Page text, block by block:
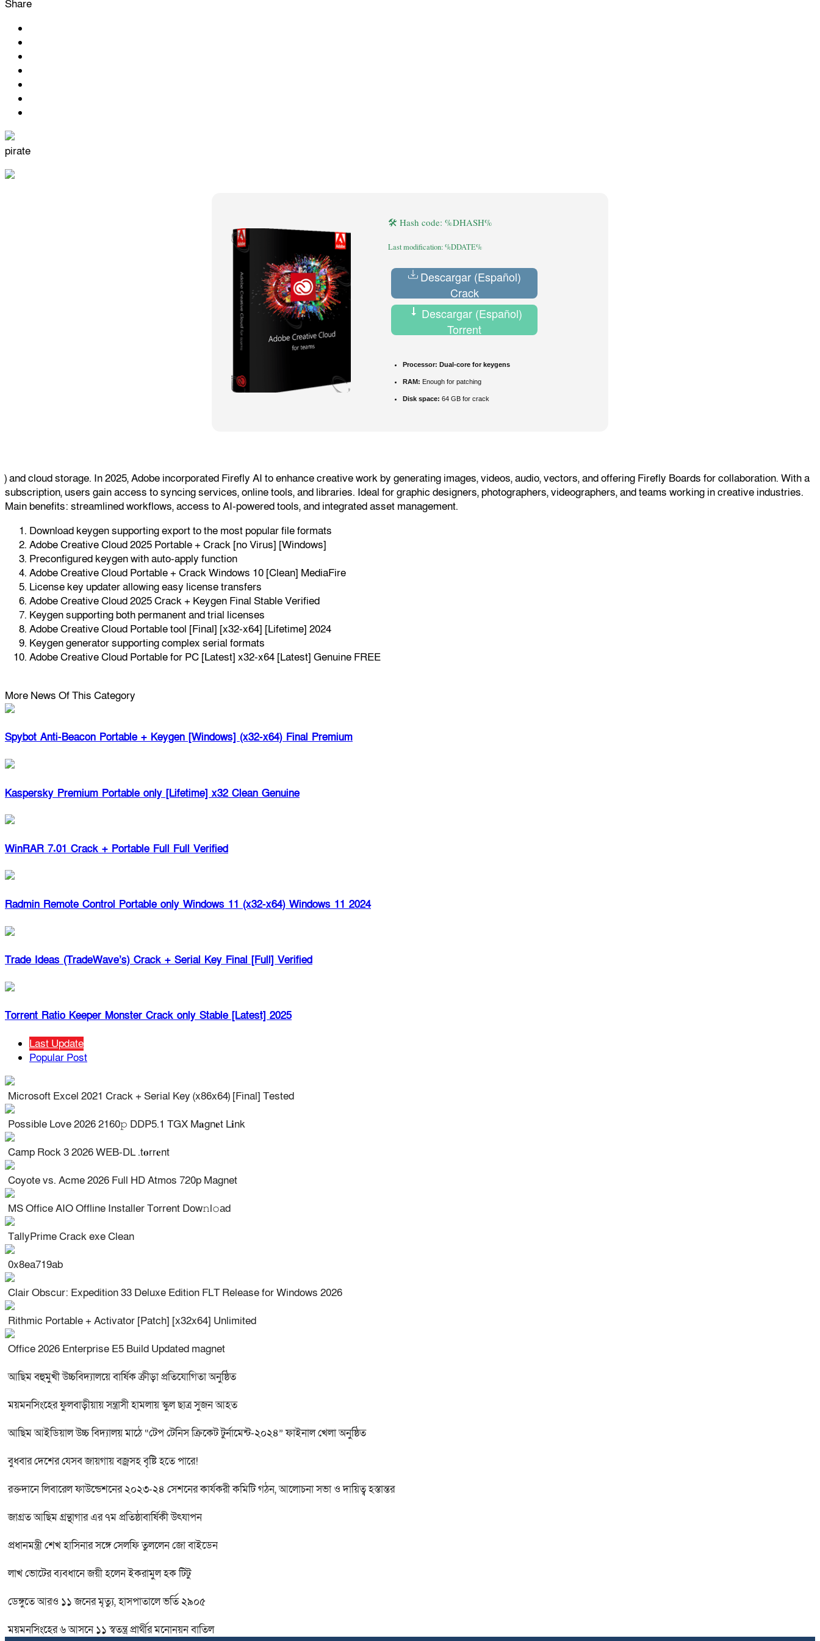
Share
pirate
🛠 Hash code: %DHASH%
Last modification: %DDATE%
Descargar (Español)
Crack
Descargar (Español)
Torrent
Processor: Dual-core for keygens
RAM: Enough for patching
Disk space: 64 GB for crack
) and cloud storage. In 2025, Adobe incorporated Firefly AI to enhance creative work by generating images, videos, audio, vectors, and offering Firefly Boards for collaboration. With a
subscription, users gain access to syncing services, online tools, and libraries. Ideal for graphic designers, photographers, videographers, and teams working in creative industries.
Main benefits: streamlined workflows, access to AI-powered tools, and integrated asset management.
Download keygen supporting export to the most popular file formats
Adobe Creative Cloud 2025 Portable + Crack [no Virus] [Windows]
Preconfigured keygen with auto-apply function
Adobe Creative Cloud Portable + Crack Windows 10 [Clean] MediaFire
License key updater allowing easy license transfers
Adobe Creative Cloud 2025 Crack + Keygen Final Stable Verified
Keygen supporting both permanent and trial licenses
Adobe Creative Cloud Portable tool [Final] [x32-x64] [Lifetime] 2024
Keygen generator supporting complex serial formats
Adobe Creative Cloud Portable for PC [Latest] x32-x64 [Latest] Genuine FREE
More News Of This Category
Spybot Anti-Beacon Portable + Keygen [Windows] (x32-x64) Final Premium
Kaspersky Premium Portable only [Lifetime] x32 Clean Genuine
WinRAR 7.01 Crack + Portable Full Full Verified
Radmin Remote Control Portable only Windows 11 (x32-x64) Windows 11 2024
Trade Ideas (TradeWave’s) Crack + Serial Key Final [Full] Verified
Torrent Ratio Keeper Monster Crack only Stable [Latest] 2025
Last Update
Popular Post
Microsoft Excel 2021 Crack + Serial Key (x86x64) [Final] Tested
Possible Love 2026 2160𝚙 DDP5.1 TGX M𝐚gn𝐞t L𝐢nk
Camp Rock 3 2026 WEB-DL .t𝐨rr𝐞nt
Coyote vs. Acme 2026 Full HD Atmos 720p Magnet
MS Office AIO Offline Installer Torrent Dow𝚗l𝚘аd
TallyPrime Crack exe Clean
0x8ea719ab
Clair Obscur: Expedition 33 Deluxe Edition FLT Release for Windows 2026
Rithmic Portable + Activator [Patch] [x32x64] Unlimited
Office 2026 Enterprise E5 Build Updated magnet
আছিম বহুমুখী উচ্চবিদ্যালয়ে বার্ষিক ক্রীড়া প্রতিযোগিতা অনুষ্ঠিত
ময়মনসিংহের ফুলবাড়ীয়ায় সন্ত্রাসী হামলায় স্কুল ছাত্র সুজন আহত
আছিম আইডিয়াল উচ্চ বিদ্যালয় মাঠে “টেপ টেনিস ক্রিকেট টুর্নামেন্ট-২০২৪” ফাইনাল খেলা অনুষ্ঠিত
বুধবার দেশের যেসব জায়গায় বজ্রসহ বৃষ্টি হতে পারে!
রক্তদানে লিবারেল ফাউন্ডেশনের ২০২৩-২৪ সেশনের কার্যকরী কমিটি গঠন, আলোচনা সভা ও দায়িত্ব হস্তান্তর
জাগ্রত আছিম গ্রন্থাগার এর ৭ম প্রতিষ্ঠাবার্ষিকী উৎযাপন
প্রধানমন্ত্রী শেখ হাসিনার সঙ্গে সেলফি তুললেন জো বাইডেন
লাখ ভোটের ব্যবধানে জয়ী হলেন ইকরামুল হক টিটু
ডেঙ্গুতে আরও ১১ জনের মৃত্যু, হাসপাতালে ভর্তি ২৯০৫
ময়মনসিংহের ৬ আসনে ১১ স্বতন্ত্র প্রার্থীর মনোনয়ন বাতিল